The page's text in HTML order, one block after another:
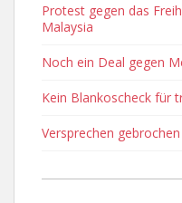
Protest gegen das
Malaysia
Noch ein Deal gegen
Kein Blankoscheck für
Versprechen gebrochen